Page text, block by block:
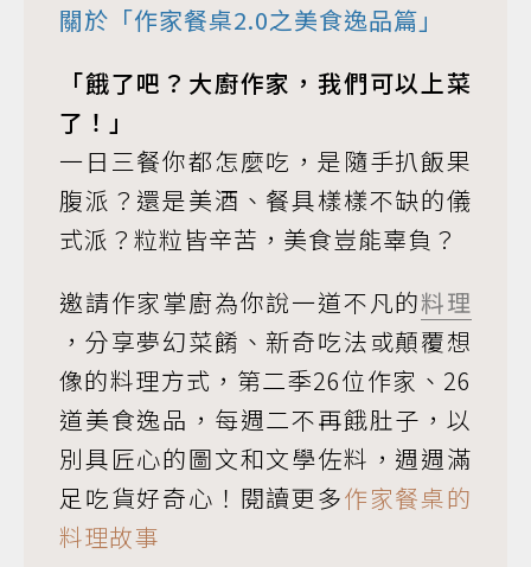
關於「作家餐桌2.0之美食逸品篇」
「餓了吧？大廚作家，我們可以上菜
了！」
一日三餐你都怎麼吃，是隨手扒飯果
腹派？還是美酒、餐具樣樣不缺的儀
式派？粒粒皆辛苦，美食豈能辜負？
邀請作家掌廚為你說一道不凡的料理
，分享夢幻菜餚、新奇吃法或顛覆想
像的料理方式，第二季26位作家、26
道美食逸品，每週二不再餓肚子，以
別具匠心的圖文和文學佐料，週週滿
足吃貨好奇心！閱讀更多作家餐桌的
料理故事